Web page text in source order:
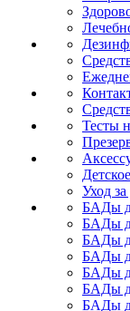
Тесты
Уход
БАДы
БАДы
БАДы
БАДы
БАДы
БАДы
БАДы